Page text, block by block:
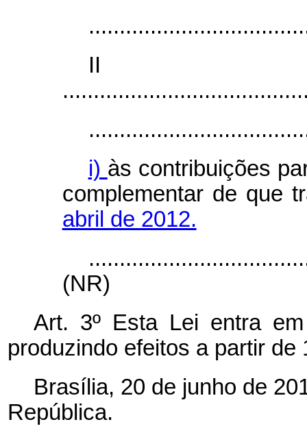
i) às contribuições
complementar de que
abril de 2012.
(NR)
Art. 3º Esta Lei entra
produzindo efeitos a partir de
Brasília, 20 de junho de
República.